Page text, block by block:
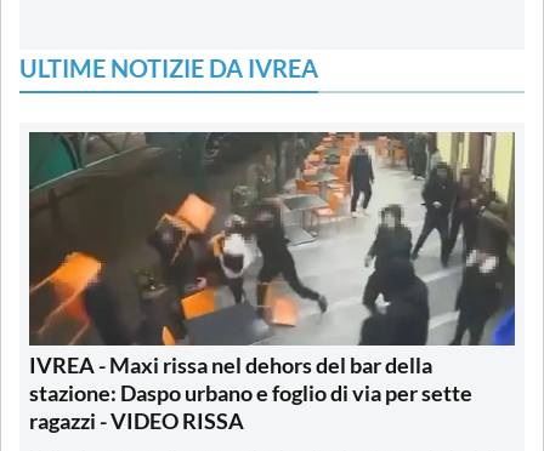
ULTIME NOTIZIE DA IVREA
IVREA - Maxi rissa nel dehors del bar della
stazione: Daspo urbano e foglio di via per sette
ragazzi - VIDEO RISSA